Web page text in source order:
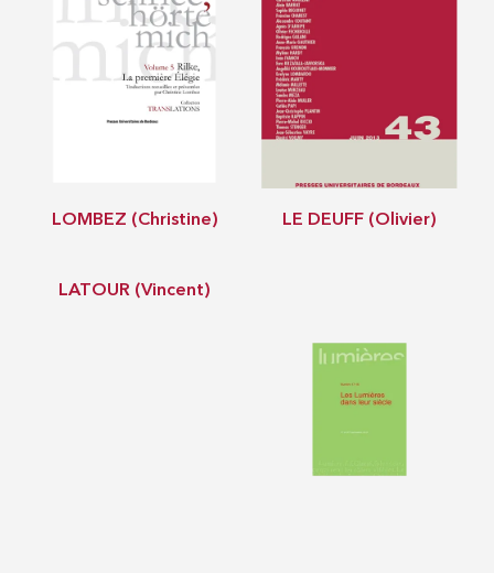
LOMBEZ (Christine) LE DEUFF (Olivier)
LATOUR (Vincent)